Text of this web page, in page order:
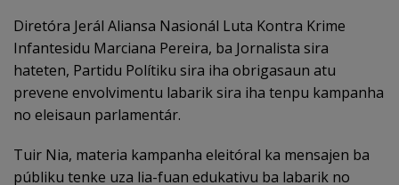
Diretóra Jerál Aliansa Nasionál Luta Kontra Krime
Infantesidu Marciana Pereira, ba Jornalista sira
hateten, Partidu Polítiku sira iha obrigasaun atu
prevene envolvimentu labarik sira iha tenpu kampanha
no eleisaun parlamentár.
Tuir Nia, materia kampanha eleitóral ka mensajen ba
públiku tenke uza lia-fuan edukativu ba labarik no